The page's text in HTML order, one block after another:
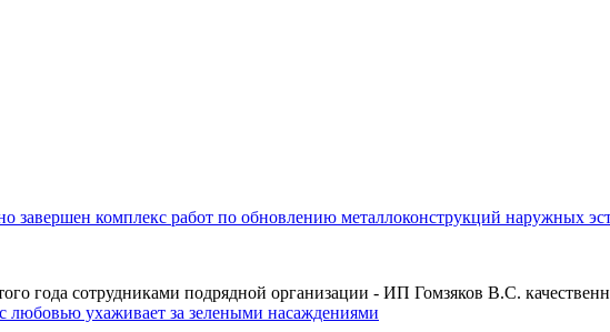
комплекс работ по обновлению металлоконструкций наружных
года сотрудниками подрядной организации - ИП Гомзяков В.С.
ухаживает за зелеными насаждениями